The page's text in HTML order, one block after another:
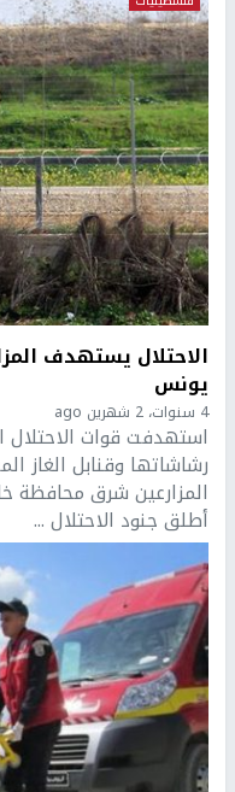
الاحتلال يستهدف
يونس
4 سنوات، 2 شهرين ago
استهدفت قوات الاحتلال
رشاشاتها وقنابل الغاز
المزارعين شرق محافظة
أطلق جنود الاحتلال ...